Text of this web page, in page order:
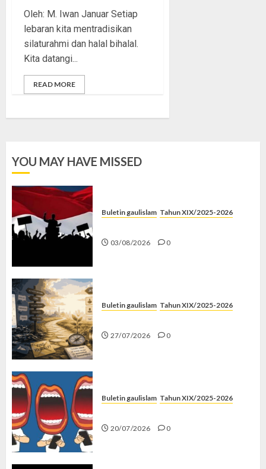
Oleh: M. Iwan Januar Setiap
lebaran kita mentradisikan
silaturahmi dan halal bihalal.
Kita datangi...
READ MORE
YOU MAY HAVE MISSED
Buletin gaulislam Tahun XIX/2025-2026
03/08/2026 0
Buletin gaulislam Tahun XIX/2025-2026
27/07/2026 0
Buletin gaulislam Tahun XIX/2025-2026
20/07/2026 0